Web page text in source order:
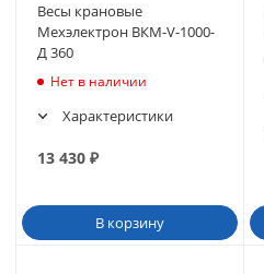
Весы крановые
Мехэлектрон ВКМ-V-1000-
Д 360
Нет в наличии
Характеристики
13 430 ₽
В корзину